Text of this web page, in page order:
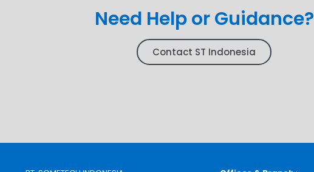
Need Help or Guidance?
Contact ST Indonesia